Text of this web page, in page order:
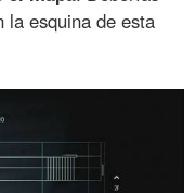
la esquina de esta